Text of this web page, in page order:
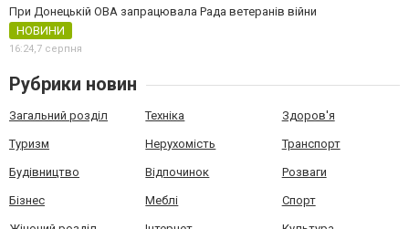
При Донецькій ОВА запрацювала Рада ветеранів війни
НОВИНИ
16:24,7 серпня
Рубрики новин
Загальний розділ Техніка Здоров'я
Туризм Нерухомість Транспорт
Будівництво Відпочинок Розваги
Бізнес Меблі Спорт